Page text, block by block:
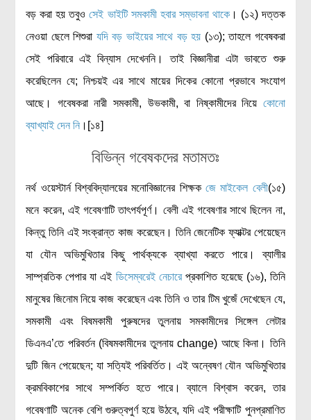
বড় করা হয় তবুওসেই ভাইটি সমকামী হবার সম্ভাবনা থাকে। (১২) দত্তক
নেওয়া ছেলে শিশুরা যদি বড় ভাইয়ের সাথে বড় হয় (১৩); তাহলে গবেষকরা
সেই পরিবারে এই বিন্যাস দেখেননি। তাই বিজ্ঞানীরা এটা ভাবতে শুরু
করেছিলেন যে; নিশ্চয়ই এর সাথে মায়ের দিকের কোনো প্রভাবে সংযোগ
আছে। গবেষকরা নারী সমকামী, উভকামী, বা নিষ্কামীদের নিয়ে কোনো
ব্যাখ্যাই দেন নি ।[১৪]
বিভিন্ন গবেষকদের মতামতঃ
নর্থ ওয়েস্টার্ন বিশ্ববিদ্যালয়ের মনোবিজ্ঞানের শিক্ষক জে মাইকেল বেলী(১৫)
মনে করেন, এই গবেষণাটি তাৎপর্যপূর্ণ। বেলী এই গবেষণার সাথে ছিলেন না,
কিন্তু তিনি এই সংক্রান্ত কাজ করেছেন। তিনি জেনেটিক ফ্যাক্টর পেয়েছেন
যা যৌন অভিমুখিতার কিছু পার্থক্যকে ব্যাখ্যা করতে পারে। ব্যালীর
সাম্প্রতিক পেপার যা এই ডিসেম্বরেই নেচারেপ্রকাশিত হয়েছে (১৬), তিনি
মানুষের জিনোম নিয়ে কাজ করেছেন এবং তিনি ও তার টিম খুজেঁ দেখেছেন যে,
সমকামী এবং বিষমকামী পুরুষদের তুলনায় সমকামীদের সিঙ্গেল লেটার
ডিএনএ’তে পরিবর্তন (বিষমকামীদের তুলনায় change) আছে কিনা। তিনি
দুটি জিন পেয়েছেন; যা সত্যিই পরিবর্তিত। এই অন্বেষণ যৌন অভিমুখিতার
ক্রমবিকাশের সাথে সম্পর্কিত হতে পারে। ব্যালে বিশ্বাস করেন, তার
গবেষণাটি অনেক বেশি গুরুত্বপুর্ণ হয়ে উঠবে, যদি এই পরীক্ষাটি পুনপ্রমাণিত